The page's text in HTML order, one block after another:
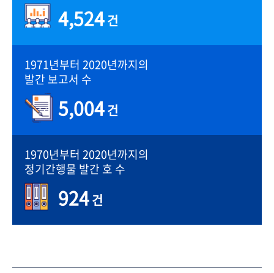
4,524건
1971년부터 2020년까지의
발간 보고서 수
5,004건
1970년부터 2020년까지의
정기간행물 발간 호 수
924건